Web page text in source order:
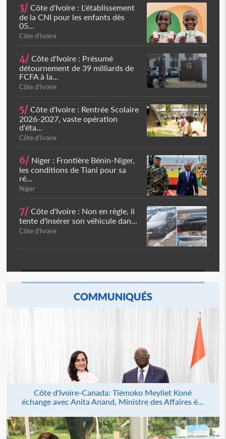
3/ Côte d'Ivoire : L'établissement
de la CNI pour les enfants dès
05...
Côte d'Ivoire
4/ Côte d'Ivoire : Présumé
détournement de 39 milliards de
FCFA à la...
Côte d'Ivoire
5/ Côte d'Ivoire : Rentrée Scolaire
2026-2027, vaste opération
d'éta...
Côte d'Ivoire
6/ Niger : Frontière Bénin-Niger,
les conditions de Tiani pour sa
ré...
Niger
7/ Côte d'Ivoire : Non en règle, il
tente d'insérer son véhicule dan...
Côte d'Ivoire
COMMUNIQUÉS
Côte d'Ivoire-Canada: Tiémoko Meyliet Koné
échange avec Anita Anand, Ministre des Affaires é...